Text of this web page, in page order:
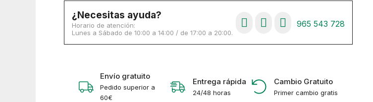
¿Necesitas ayuda?
Horario de atención:
Lunes a Sábado de 10:00 a 14:00 / de 17:00 a 20:00.
965 543 728
Envío gratuito
Pedido superior a
60€
Entrega rápida
24/48 horas
Cambio Gratuito
Primer cambio gratis